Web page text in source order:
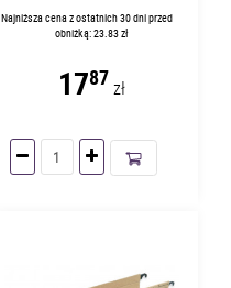
Najniższa cena z ostatnich 30 dni przed
obniżką: 23.83 zł
1787 zł